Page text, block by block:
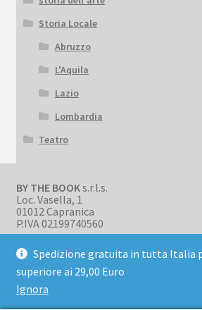
Spedizione gratuita in tutta Italia
superiore ai 29,00 Euro
Ignora
Storia Locale
Abruzzo
L'Aquila
Lazio
Lombardia
Teatro
BY THE BOOKs.r.l.s.
Loc. Vasella, 1
01012 Capranica
P.IVA 02199740560
© BookBark 2026
Privacy Policy
Realizzato con